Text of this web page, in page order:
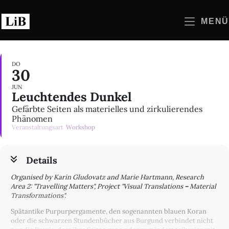
Inhalt
springen
MENÜ
DO
30
JUN
Leuchtendes Dunkel
Gefärbte Seiten als materielles und zirkulierendes
Phänomen
Veranstaltungsart Workshop
Details
Organised by Karin Gludovatz and Marie Hartmann, Research
Area 2: "Travelling Matters", Project "Visual Translations–Material
Transformations".
Spätantike Purpurpergamente, den sogenannten blauen Koran
oder die schwarzen Stundenbücher aus Burgund verbindet nicht